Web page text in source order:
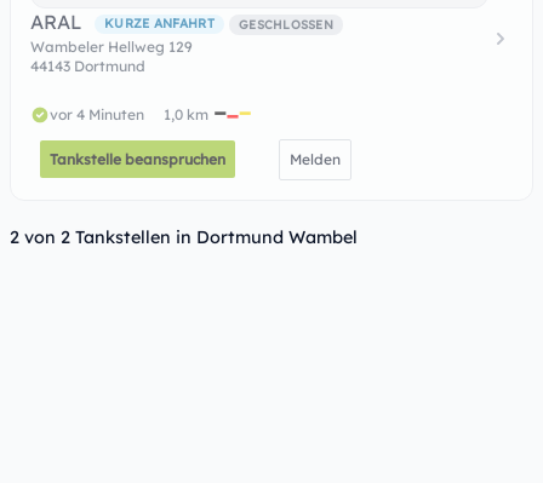
ARAL KURZE ANFAHRT GESCHLOSSEN
Wambeler Hellweg 129
44143 Dortmund
vor 4 Minuten 1,0 km
Tankstelle beanspruchen Melden
2 von 2 Tankstellen in Dortmund Wambel